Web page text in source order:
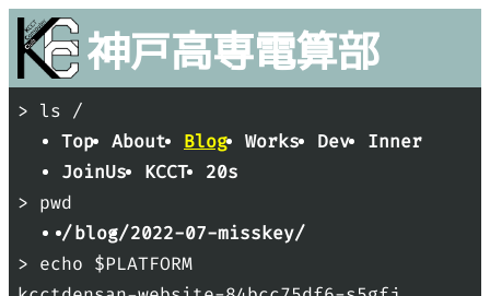
神戸高専電算部
> ls /
Top
About Blog Works Dev
Inner
JoinUs
KCCT
20s
> pwd
/ blog/2022-07-misskey/
> echo $PLATFORM